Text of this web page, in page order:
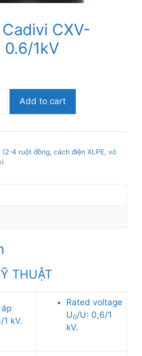
CXV-
1kV
Cáp
Cadivi
4×1mm2,
Add to cart
(2-4 ruột đồng, cách điện XLPE, vỏ
THUẬT
kV.
Rated voltage
U0/U: 0,6/1
kV.